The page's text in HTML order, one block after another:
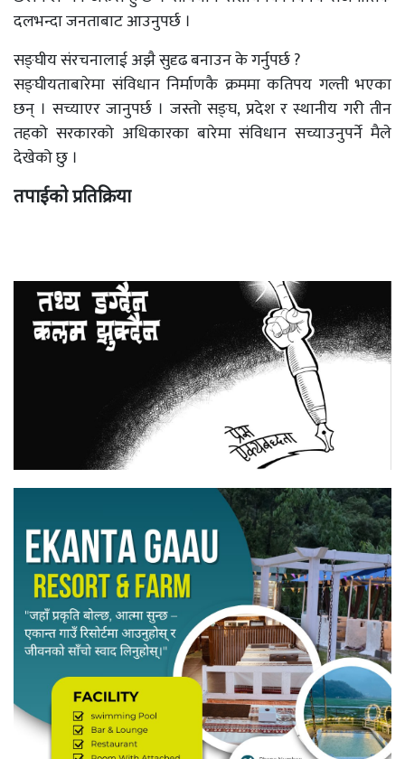
दलभन्दा जनताबाट आउनुपर्छ ।
सङ्घीय संरचनालाई अझै सुदृढ बनाउन के गर्नुपर्छ ?
सङ्घीयताबारेमा संविधान निर्माणकै क्रममा कतिपय गल्ती भएका
छन् । सच्याएर जानुपर्छ । जस्तो सङ्घ, प्रदेश र स्थानीय गरी तीन
तहको सरकारको अधिकारका बारेमा संविधान सच्याउनुपर्ने मैले
देखेको छु ।
तपाईको प्रतिक्रिया